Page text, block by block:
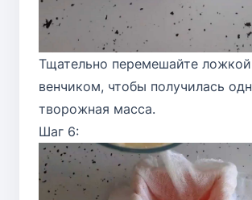
Тщательно перемешайте
венчиком, чтобы получилась
творожная масса.
Шаг 6: